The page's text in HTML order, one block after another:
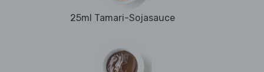
25ml Tamari-Sojasauce